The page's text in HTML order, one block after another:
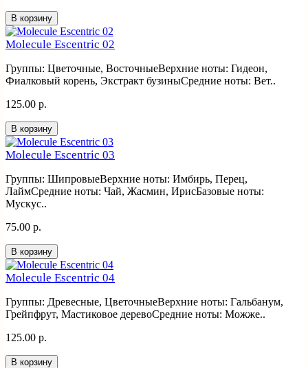
В корзину
Molecule Escentric 02
Группы: Цветочные, ВосточныеВерхние ноты: Гидеон,
Фиалковый корень, Экстракт бузиныСредние ноты: Вет..
125.00 р.
В корзину
Molecule Escentric 03
Группы: ШипровыеВерхние ноты: Имбирь, Перец,
ЛаймСредние ноты: Чай, Жасмин, ИрисБазовые ноты:
Мускус..
75.00 р.
В корзину
Molecule Escentric 04
Группы: Древесные, ЦветочныеВерхние ноты: Гальбанум,
Грейпфрут, Мастиковое деревоСредние ноты: Можже..
125.00 р.
В корзину